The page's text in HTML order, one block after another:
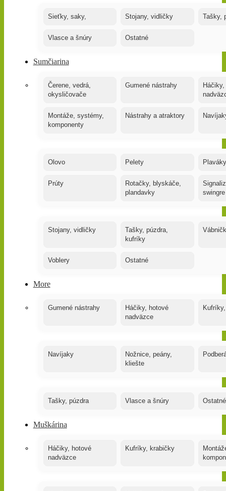
Sieťky, saky, Stojany, vidličky Tašky,
Vlasce a šnúry Ostatné
Sumčiarina
Čerene, vedrá,
okysličovače
Gumené nástrahy
Montáže, systémy,
komponenty
Nástrahy a atraktory
Olovo Pelety
Prúty
Rotačky, blyskáče,
plandavky
swingre
Stojany, vidličky
Tašky, púzdra,
kufríky
Voblery Ostatné
More
Gumené nástrahy
Háčiky, hotové
nadväzce
Navíjaky
Nožnice, peány,
kliešte
Tašky, púzdra Vlasce a šnúry Ostatné
Muškárina
Háčiky, hotové
nadväzce
Kufríky, krabičky